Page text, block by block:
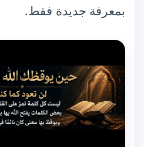
بمعرفة جديدة فقط.